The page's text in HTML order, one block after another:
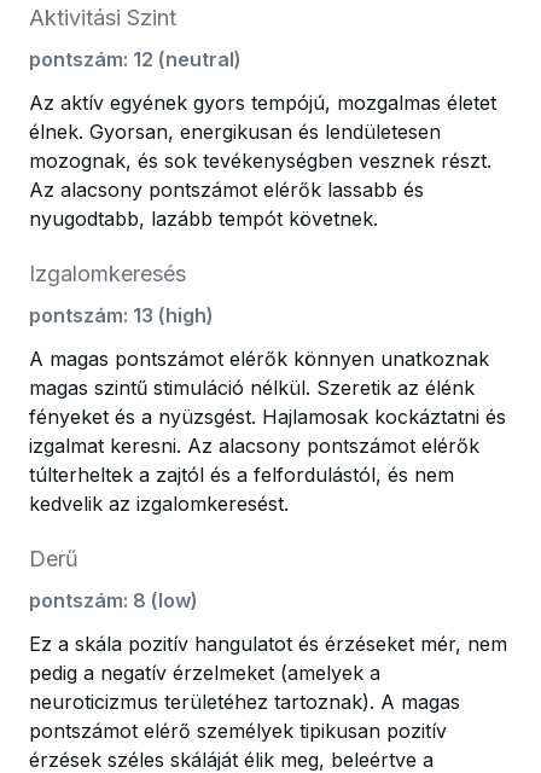
Aktivitási Szint
pontszám: 12 (neutral)
Az aktív egyének gyors tempójú, mozgalmas életet
élnek. Gyorsan, energikusan és lendületesen
mozognak, és sok tevékenységben vesznek részt.
Az alacsony pontszámot elérők lassabb és
nyugodtabb, lazább tempót követnek.
Izgalomkeresés
pontszám: 13 (high)
A magas pontszámot elérők könnyen unatkoznak
magas szintű stimuláció nélkül. Szeretik az élénk
fényeket és a nyüzsgést. Hajlamosak kockáztatni és
izgalmat keresni. Az alacsony pontszámot elérők
túlterheltek a zajtól és a felfordulástól, és nem
kedvelik az izgalomkeresést.
Derű
pontszám: 8 (low)
Ez a skála pozitív hangulatot és érzéseket mér, nem
pedig a negatív érzelmeket (amelyek a
neuroticizmus területéhez tartoznak). A magas
pontszámot elérő személyek tipikusan pozitív
érzések széles skáláját élik meg, beleértve a